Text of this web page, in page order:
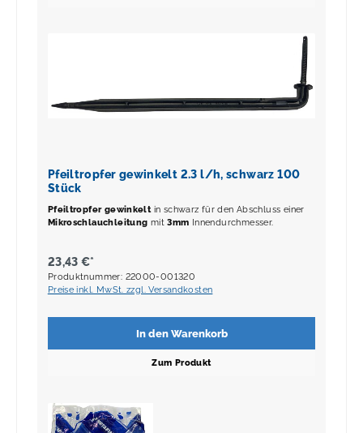
Pfeiltropfer gewinkelt 2.3 l/h, schwarz 100
Stück
Pfeiltropfer gewinkelt in schwarz für den Abschluss einer
Mikroschlauchleitung mit3mm Innendurchmesser.
23,43 €*
Produktnummer: 22000-001320
Preise inkl. MwSt. zzgl. Versandkosten
In den Warenkorb
Zum Produkt